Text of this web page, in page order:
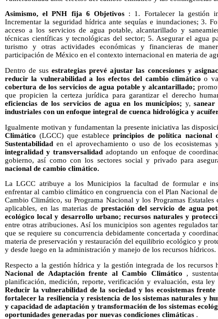
Asimismo, el PNH fija 6 Objetivos: 1. Fortalecer la gestión
Incrementar la seguridad hídrica ante sequías e inundaciones; 3.
acceso a los servicios de agua potable, alcantarillado y
técnicas científicas y tecnológicas del sector; 5. Asegurar el agua
turismo y otras actividades económicas y financieras de
participación de México en el contexto internacional en materia de
Dentro de susestrategias prevé ajustar las concesiones y
reducir la vulnerabilidad a los efectos del cambio climático o
cobertura de los servicios de agua potable y alcantarillado;
que propicien la certeza jurídica para garantizar el derecho
eficiencias de los servicios de agua en los municipios; y,sanear
industriales con un enfoque integral de cuenca hidrológica y
Igualmente motivan y fundamentan la presente iniciativa las
Climático (LGCC) que estableceprincipios de política nacional
Sustentabilidad en el aprovechamiento o uso de los
integralidad y transversalidadadoptando un enfoque de
gobierno, así como con los sectores social y privado para
nacional de cambio climático.
La LGCC atribuye a los Municipios la facultad de formular e
enfrentar al cambio climático en congruencia con el Plan Nacional
Cambio Climático, su Programa Nacional y los Programas
aplicables, en las materias deprestación del servicio de agua
ecológico local y desarrollo urbano; recursos naturales y
entre otras atribuciones. Así los municipios son agentes regulados
que se requiere su concurrencia debidamente concertada y
materia de preservación y restauración del equilibrio ecológico y
y desde luego en la administración y manejo de los recursos hídricos.
Respecto a la gestión hídrica y la gestión integrada de los
Nacional de Adaptación frente al Cambio Climático ,
planificación, medición, reporte, verificación y evaluación, esta
Reducir la vulnerabilidad de la sociedad y los ecosistemas
fortalecer la resiliencia y resistencia de los sistemas naturales y
y capacidad de adaptación y transformación de los sistemas
oportunidades generadas por nuevas condiciones climáticas .